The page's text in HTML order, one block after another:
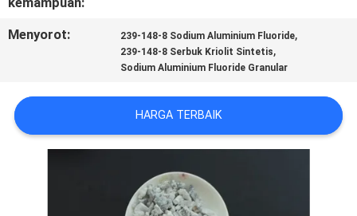
KASUS-
MINTA
KUTIPAN
Menyorot: 239-148-8 Sodium Aluminium Fluoride,
239-148-8 Serbuk Kriolit Sintetis,
Sodium Aluminium Fluoride Granular
HARGA TERBAIK